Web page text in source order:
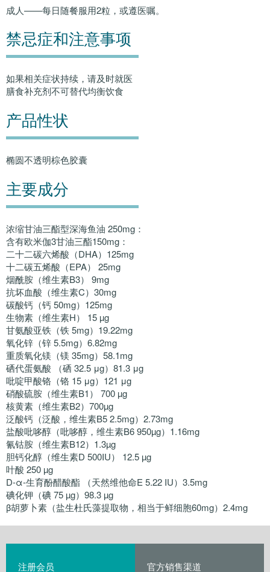
成人——每日随餐服用2粒，或遵医嘱。
禁忌症和注意事项
如果相关症状持续，请及时就医
膳食补充剂不可替代均衡饮食
产品性状
椭圆不透明棕色胶囊
主要成分
浓缩甘油三酯型深海鱼油 250mg：
含有欧米伽3甘油三酯150mg：
二十二碳六烯酸（DHA）125mg
十二碳五烯酸（EPA） 25mg
烟酰胺（维生素B3） 9mg
抗坏血酸（维生素C）30mg
碳酸钙（钙 50mg）125mg
生物素（维生素H） 15 µg
甘氨酸亚铁（铁 5mg）19.22mg
氧化锌（锌 5.5mg）6.82mg
重质氧化镁（镁 35mg）58.1mg
硒代蛋氨酸 （硒 32.5 μg）81.3 μg
吡啶甲酸铬（铬 15 μg）121 μg
硝酸硫胺（维生素B1） 700 µg
核黄素（维生素B2）700µg
泛酸钙（泛酸，维生素B5 2.5mg）2.73mg
盐酸吡哆醇（吡哆醇，维生素B6 950µg）1.16mg
氰钴胺（维生素B12）1.3µg
胆钙化醇（维生素D 500IU） 12.5 µg
叶酸 250 µg
D-α-生育酚醋酸酯 （天然维他命E 5.22 IU）3.5mg
碘化钾（碘 75 µg）98.3 µg
β胡萝卜素（盐生杜氏藻提取物，相当于鲜细胞60mg）2.4mg
注册会员 官方销售渠道